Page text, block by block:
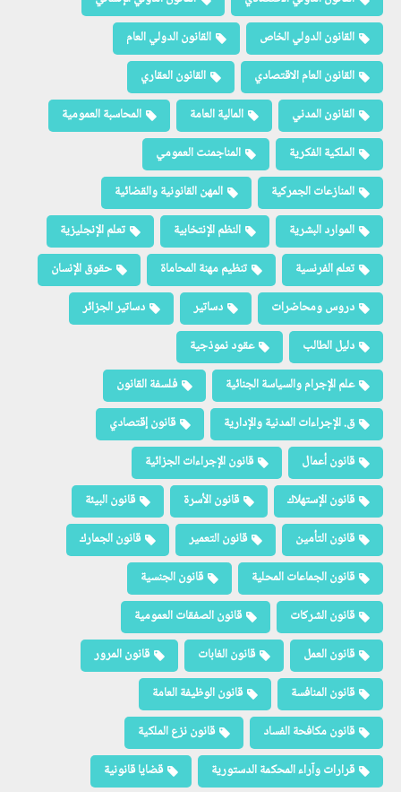
القانون الدولي الخاص
القانون الدولي العام
القانون العام الاقتصادي
القانون العقاري
القانون المدني
المالية العامة
المحاسبة العمومية
الملكية الفكرية
المناجمنت العمومي
المنازعات الجمركية
المهن القانونية والقضائية
الموارد البشرية
النظم الإنتخابية
تعلم الإنجليزية
تعلم الفرنسية
تنظيم مهنة المحاماة
حقوق الإنسان
دروس ومحاضرات
دساتير
دساتير الجزائر
دليل الطالب
عقود نموذجية
علم الإجرام والسياسة الجنائية
فلسفة القانون
ق. الإجراءات المدنية والإدارية
قانون إقتصادي
قانون أعمال
قانون الإجراءات الجزائية
قانون الإستهلاك
قانون الأسرة
قانون البيئة
قانون التأمين
قانون التعمير
قانون الجمارك
قانون الجماعات المحلية
قانون الجنسية
قانون الشركات
قانون الصفقات العمومية
قانون العمل
قانون الغابات
قانون المرور
قانون المنافسة
قانون الوظيفة العامة
قانون مكافحة الفساد
قانون نزع الملكية
قرارات وآراء المحكمة الدستورية
قضايا قانونية